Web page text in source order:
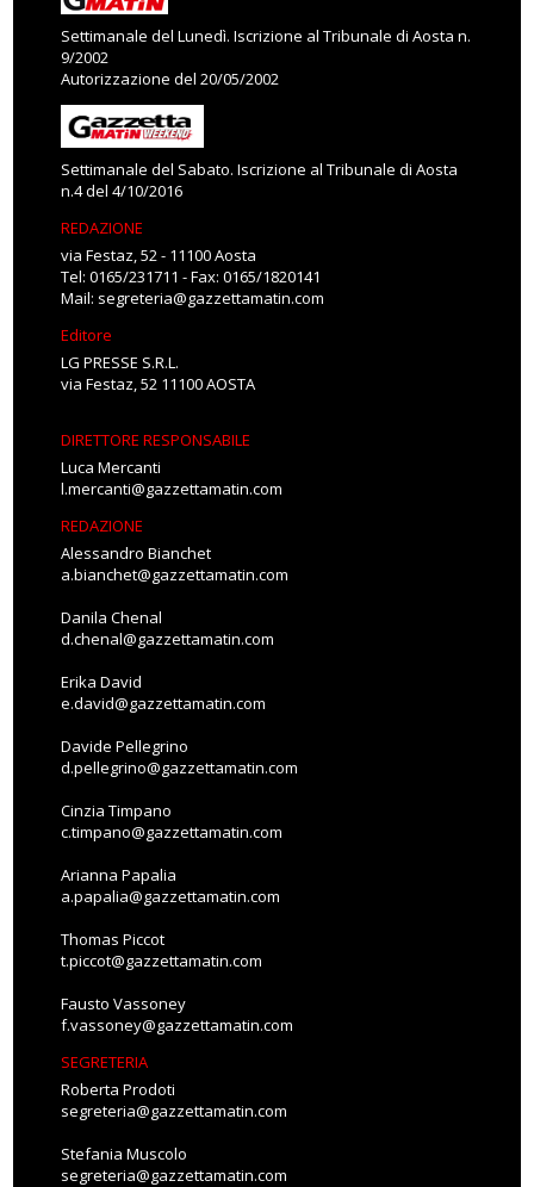
Settimanale del Lunedì. Iscrizione al Tribunale di Aosta n.
9/2002
Autorizzazione del 20/05/2002
Settimanale del Sabato. Iscrizione al Tribunale di Aosta
n.4 del 4/10/2016
REDAZIONE
via Festaz, 52 - 11100 Aosta
Tel: 0165/231711 - Fax: 0165/1820141
Mail: segreteria@gazzettamatin.com
Editore
LG PRESSE S.R.L.
via Festaz, 52 11100 AOSTA
DIRETTORE RESPONSABILE
Luca Mercanti
l.mercanti@gazzettamatin.com
REDAZIONE
Alessandro Bianchet
a.bianchet@gazzettamatin.com
Danila Chenal
d.chenal@gazzettamatin.com
Erika David
e.david@gazzettamatin.com
Davide Pellegrino
d.pellegrino@gazzettamatin.com
Cinzia Timpano
c.timpano@gazzettamatin.com
Arianna Papalia
a.papalia@gazzettamatin.com
Thomas Piccot
t.piccot@gazzettamatin.com
Fausto Vassoney
f.vassoney@gazzettamatin.com
SEGRETERIA
Roberta Prodoti
segreteria@gazzettamatin.com
Stefania Muscolo
segreteria@gazzettamatin.com